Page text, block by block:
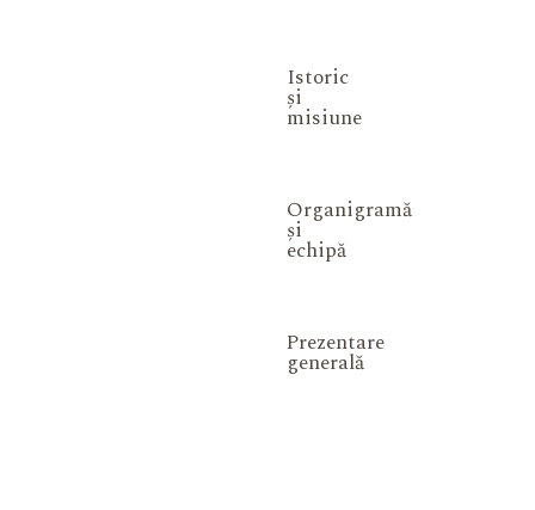
Istoric
și
misiune
Organigramă
și
echipă
Prezentare
generală